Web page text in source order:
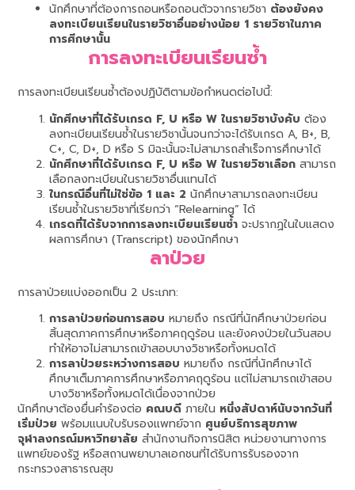
นักศึกษาที่ต้องการถอนหรือถอนตัวจากรายวิชา ต้องยังคง
ลงทะเบียนเรียนในรายวิชาอื่นอย่างน้อย 1 รายวิชาในภาค
การศึกษานั้น
การลงทะเบียนเรียนซ้ำ
การลงทะเบียนเรียนซ้ำต้องปฏิบัติตามข้อกำหนดต่อไปนี้:
นักศึกษาที่ได้รับเกรด F, U หรือ W ในรายวิชาบังคับ ต้อง
ลงทะเบียนเรียนซ้ำในรายวิชานั้นจนกว่าจะได้รับเกรด A, B+, B,
C+, C, D+, D หรือ S มิฉะนั้นจะไม่สามารถสำเร็จการศึกษาได้
นักศึกษาที่ได้รับเกรด F, U หรือ W ในรายวิชาเลือก สามารถ
เลือกลงทะเบียนในรายวิชาอื่นแทนได้
ในกรณีอื่นที่ไม่ใช่ข้อ 1 และ 2 นักศึกษาสามารถลงทะเบียน
เรียนซ้ำในรายวิชาที่เรียกว่า “Relearning” ได้
เกรดที่ได้รับจากการลงทะเบียนเรียนซ้ำ จะปรากฏในใบแสดง
ผลการศึกษา (Transcript) ของนักศึกษา
ลาป่วย
การลาป่วยแบ่งออกเป็น 2 ประเภท:
การลาป่วยก่อนการสอบ หมายถึง กรณีที่นักศึกษาป่วยก่อน
สิ้นสุดภาคการศึกษาหรือภาคฤดูร้อน และยังคงป่วยในวันสอบ
ทำให้อาจไม่สามารถเข้าสอบบางวิชาหรือทั้งหมดได้
การลาป่วยระหว่างการสอบ หมายถึง กรณีที่นักศึกษาได้
ศึกษาเต็มภาคการศึกษาหรือภาคฤดูร้อน แต่ไม่สามารถเข้าสอบ
บางวิชาหรือทั้งหมดได้เนื่องจากป่วย
นักศึกษาต้องยื่นคำร้องต่อ คณบดี ภายใน หนึ่งสัปดาห์นับจากวันที่
เริ่มป่วย พร้อมแนบใบรับรองแพทย์จาก ศูนย์บริการสุขภาพ
จุฬาลงกรณ์มหาวิทยาลัย สำนักงานกิจการนิสิต หน่วยงานทางการ
แพทย์ของรัฐ หรือสถานพยาบาลเอกชนที่ได้รับการรับรองจาก
กระทรวงสาธารณสุข